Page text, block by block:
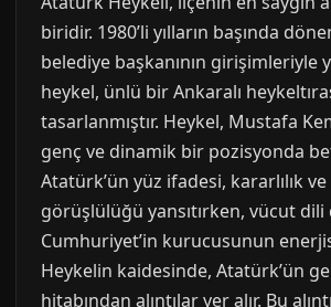
biridir. 1980’li yılların başında
belediye başkanının girişimleriyle
heykel, ünlü bir Ankaralı
tasarlanmıştır. Heykel, Mustafa
genç ve dinamik bir pozisyonda
Atatürk’ün yüz ifadesi, kararlılık
görüşlülüğü yansıtırken, vücut dili
Cumhuriyet’in kurucusunun
Heykelin kaidesinde, Atatürk’ün
hitabından alıntılar yer alır. Bu